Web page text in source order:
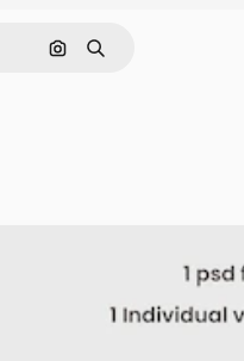
Buscar por imagen
Buscar